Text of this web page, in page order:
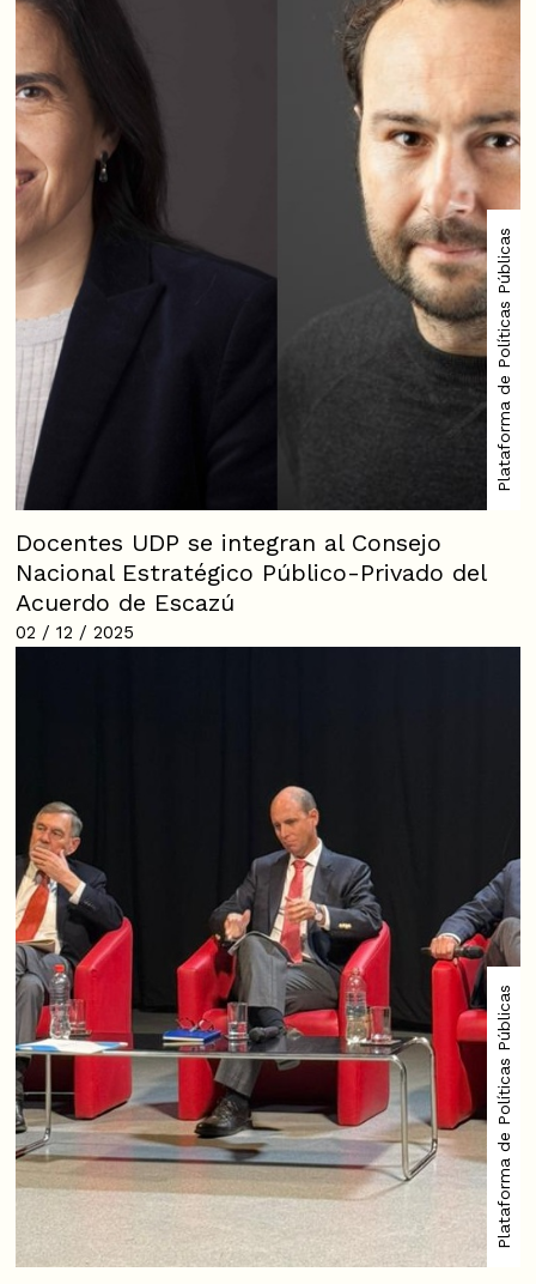
Plataforma de Políticas Públicas
Docentes UDP se integran al Consejo
Nacional Estratégico Público-Privado del
Acuerdo de Escazú
02 / 12 / 2025
Plataforma de Políticas Públicas